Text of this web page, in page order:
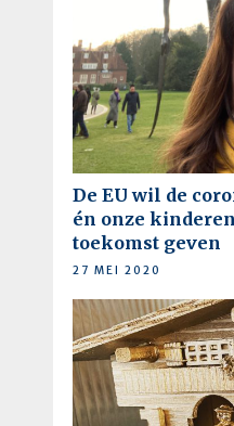
De EU wil de
én onze
toekomst geven
27 MEI 2020